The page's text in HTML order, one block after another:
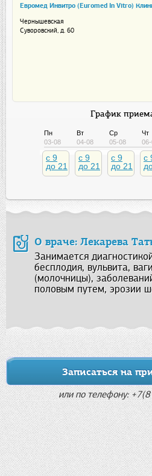
Евромед Инвитро (Euromed In Vitro)
Чернышевская
Суворовский, д. 60
График
Пн
03-08
c 9
до 21
Вт
04-08
c 9
до 21
Ср
05-08
c 9
до 21
Чт
c
О враче: Лекарева
Занимается
бесплодия, вульвита,
(молочницы),
половым путем, эрозии
Записаться на
или по телефону: